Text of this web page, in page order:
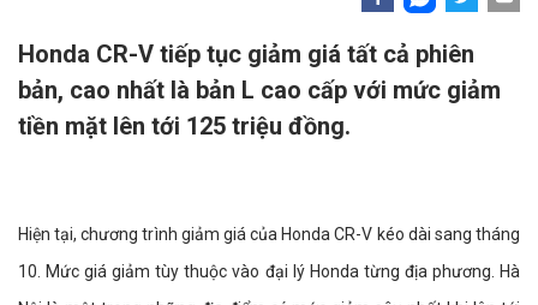
Honda CR-V tiếp tục giảm giá tất cả phiên
bản, cao nhất là bản L cao cấp với mức giảm
tiền mặt lên tới 125 triệu đồng.
Hiện tại, chương trình giảm giá của Honda CR-V kéo dài sang tháng
10. Mức giá giảm tùy thuộc vào đại lý Honda từng địa phương. Hà